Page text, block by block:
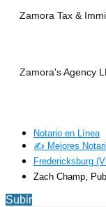
Zamora Tax &
Zamora's Agency
Notario en Línea
✍️ Mejores
Fredericksburg
Zach Champ,
Subir